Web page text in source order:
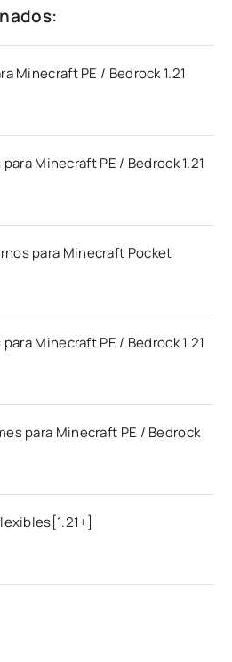
Minecraft PE / Bedrock 1.21
Colorful Blocks para Minecraft PE / Bedrock 1.21
para Minecraft Pocket
Minecraft PE / Bedrock 1.21
para Minecraft PE / Bedrock